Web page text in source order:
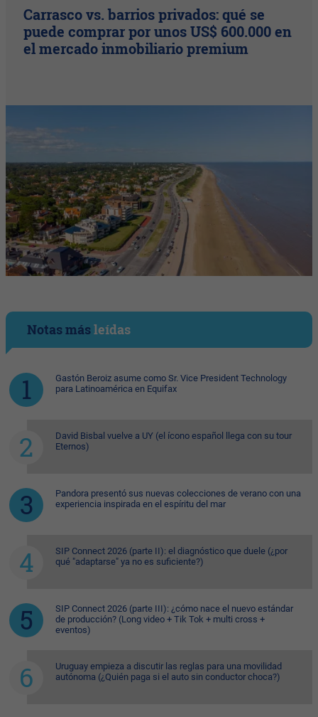
Carrasco vs. barrios privados: qué se
puede comprar por unos US$ 600.000 en
el mercado inmobiliario premium
Notas másleídas
Gastón Beroiz asume como Sr. Vice President Technology
para Latinoamérica en Equifax
David Bisbal vuelve a UY (el ícono español llega con su tour
Eternos)
Pandora presentó sus nuevas colecciones de verano con una
experiencia inspirada en el espíritu del mar
SIP Connect 2026 (parte II): el diagnóstico que duele (¿por
qué "adaptarse" ya no es suficiente?)
SIP Connect 2026 (parte III): ¿cómo nace el nuevo estándar
de producción? (Long video + Tik Tok + multi cross +
eventos)
Uruguay empieza a discutir las reglas para una movilidad
autónoma (¿Quién paga si el auto sin conductor choca?)